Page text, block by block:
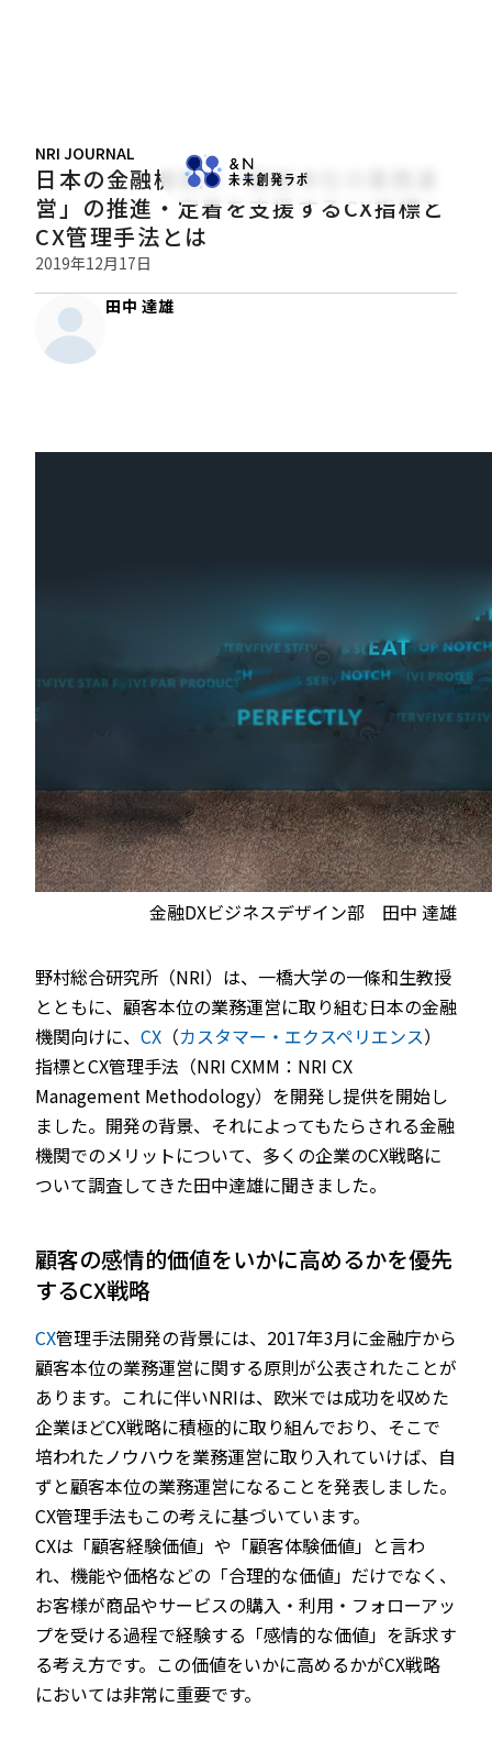
NRI JOURNAL
日本の金融機関の「顧客本位の業務運
営」の推進・定着を支援するCX指標と
CX管理手法とは
2019年12月17日
田中 達雄
金融DXビジネスデザイン部 田中 達雄
野村総合研究所（NRI）は、一橋大学の一條和生教授
とともに、顧客本位の業務運営に取り組む日本の金融
機関向けに、 CX （カスタマー・エクスペリエンス）
指標とCX管理手法（NRI CXMM：NRI CX
Management Methodology）を開発し提供を開始し
ました。開発の背景、それによってもたらされる金融
機関でのメリットについて、多くの企業のCX戦略に
ついて調査してきた田中達雄に聞きました。
顧客の感情的価値をいかに高めるかを優先
するCX戦略
CX管理手法開発の背景には、2017年3月に金融庁から
顧客本位の業務運営に関する原則が公表されたことが
あります。これに伴いNRIは、欧米では成功を収めた
企業ほどCX戦略に積極的に取り組んでおり、そこで
培われたノウハウを業務運営に取り入れていけば、自
ずと顧客本位の業務運営になることを発表しました。
CX管理手法もこの考えに基づいています。
CXは「顧客経験価値」や「顧客体験価値」と言わ
れ、機能や価格などの「合理的な価値」だけでなく、
お客様が商品やサービスの購入・利用・フォローアッ
プを受ける過程で経験する「感情的な価値」を訴求す
る考え方です。この価値をいかに高めるかがCX戦略
においては非常に重要です。